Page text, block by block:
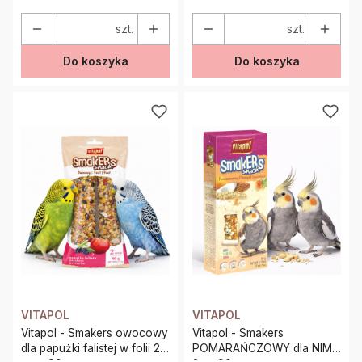
szt.
Do koszyka
szt.
Do koszyka
VITAPOL
Vitapol - Smakers owocowy
dla papużki falistej w folii 2
VITAPOL
Vitapol - Smakers
POMARAŃCZOWY dla NIMF